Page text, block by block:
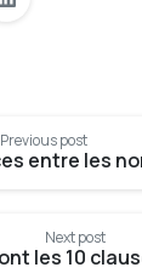
Previous post
Next post